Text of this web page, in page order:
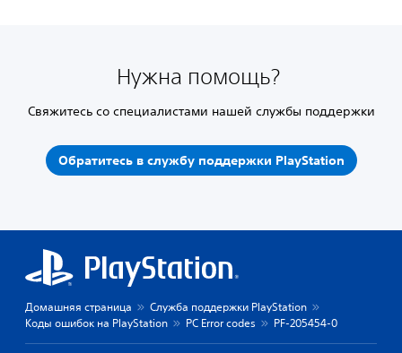
Нужна помощь?
Свяжитесь со специалистами нашей службы поддержки
Обратитесь в службу поддержки PlayStation
Домашняя страница
Служба поддержки PlayStation
Коды ошибок на PlayStation
PC Error codes PF-205454-0